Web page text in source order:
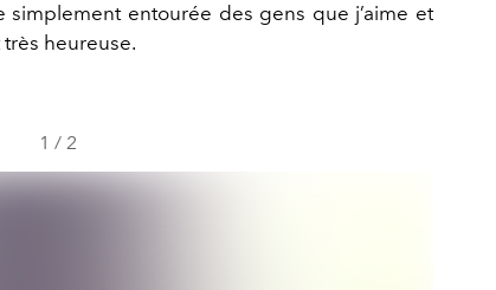
entourée des gens que j’aime et
heureuse.
1 / 2